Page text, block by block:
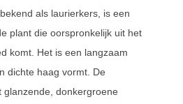
als laurierkers, is een
plant die oorspronkelijk uit het
komt. Het is een langzaam
dichte haag vormt. De
glanzende, donkergroene